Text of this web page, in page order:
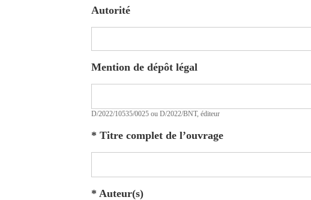
Autorité
Mention de dépôt légal
D/2022/10535/0025 ou D/2022/BNT, éditeur
* Titre complet de l’ouvrage
* Auteur(s)